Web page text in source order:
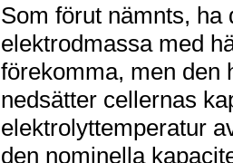
Som förut nämnts, ha
elektrodmassa med
förekomma, men den
nedsätter cellernas
elektrolyttemperatur
den nominella